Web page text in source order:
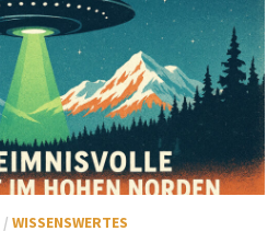
/WISSENSWERTES